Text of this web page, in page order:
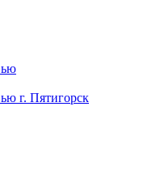
г. Пятигорск